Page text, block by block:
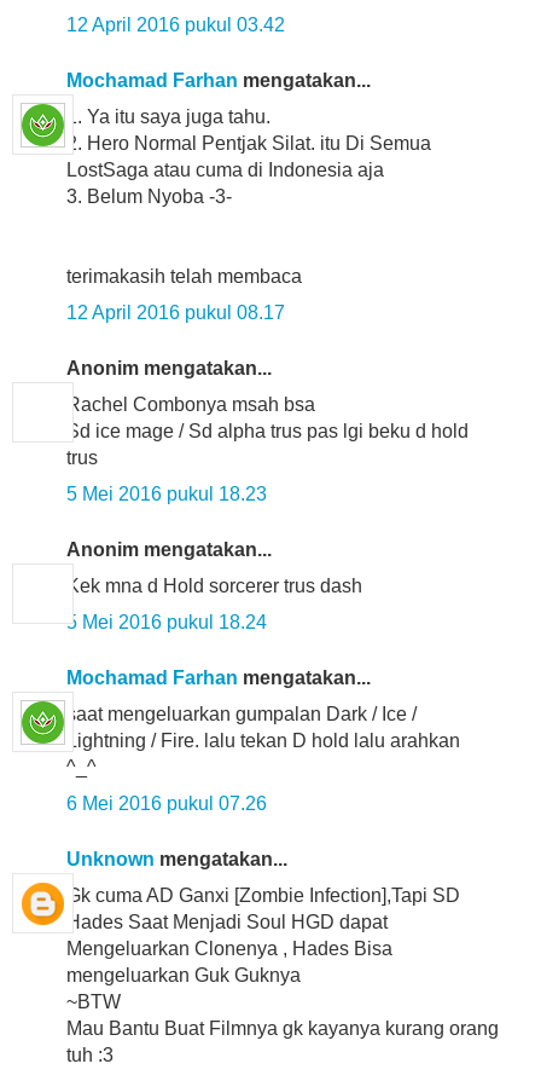
12 April 2016 pukul 03.42
Mochamad Farhan mengatakan...
1. Ya itu saya juga tahu.
2. Hero Normal Pentjak Silat. itu Di Semua
LostSaga atau cuma di Indonesia aja
3. Belum Nyoba -3-
terimakasih telah membaca
12 April 2016 pukul 08.17
Anonim mengatakan...
Rachel Combonya msah bsa
Sd ice mage / Sd alpha trus pas lgi beku d hold
trus
5 Mei 2016 pukul 18.23
Anonim mengatakan...
Kek mna d Hold sorcerer trus dash
5 Mei 2016 pukul 18.24
Mochamad Farhan mengatakan...
saat mengeluarkan gumpalan Dark / Ice /
Lightning / Fire. lalu tekan D hold lalu arahkan
^_^
6 Mei 2016 pukul 07.26
Unknown mengatakan...
Gk cuma AD Ganxi [Zombie Infection],Tapi SD
Hades Saat Menjadi Soul HGD dapat
Mengeluarkan Clonenya , Hades Bisa
mengeluarkan Guk Guknya
~BTW
Mau Bantu Buat Filmnya gk kayanya kurang orang
tuh :3